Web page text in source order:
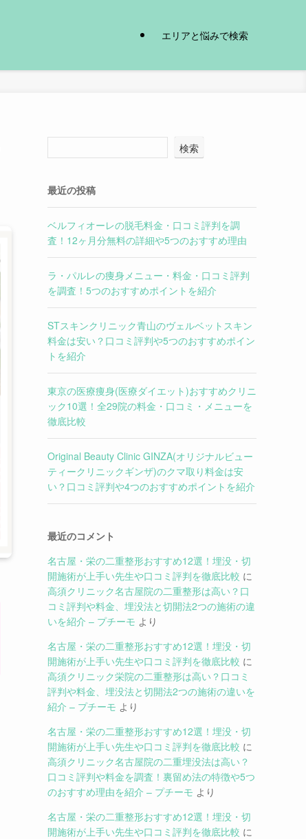
エリアと悩みで検索
検索
最近の投稿
ベルフィオーレの脱毛料金・口コミ評判を調
査！12ヶ月分無料の詳細や5つのおすすめ理由
ラ・パルレの痩身メニュー・料金・口コミ評判
を調査！5つのおすすめポイントを紹介
STスキンクリニック青山のヴェルベットスキン
料金は安い？口コミ評判や5つのおすすめポイン
トを紹介
東京の医療痩身(医療ダイエット)おすすめクリニ
ック10選！全29院の料金・口コミ・メニューを
徹底比較
Original Beauty Clinic GINZA(オリジナルビュー
ティークリニックギンザ)のクマ取り料金は安
い？口コミ評判や4つのおすすめポイントを紹介
最近のコメント
名古屋・栄の二重整形おすすめ12選！埋没・切
開施術が上手い先生や口コミ評判を徹底比較 に
高須クリニック名古屋院の二重整形は高い？口
コミ評判や料金、埋没法と切開法2つの施術の違
いを紹介 – プチーモ より
名古屋・栄の二重整形おすすめ12選！埋没・切
開施術が上手い先生や口コミ評判を徹底比較 に
高須クリニック栄院の二重整形は高い？口コミ
評判や料金、埋没法と切開法2つの施術の違いを
紹介 – プチーモ より
名古屋・栄の二重整形おすすめ12選！埋没・切
開施術が上手い先生や口コミ評判を徹底比較 に
高須クリニック名古屋院の二重埋没法は高い？
口コミ評判や料金を調査！裏留め法の特徴や5つ
のおすすめ理由を紹介 – プチーモ より
名古屋・栄の二重整形おすすめ12選！埋没・切
開施術が上手い先生や口コミ評判を徹底比較 に